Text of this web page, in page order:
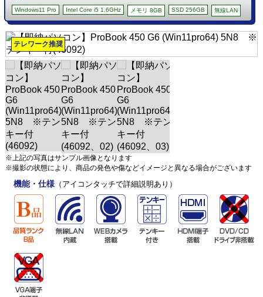
Windows11 Pro Intel Core i5 1.6GHz メモリ 8GB SSD 256GB 無線LAN
テレワーク推奨
※上記の写真はサンプル画像となります
※撮影の状態により、商品の発色や傷などイメージと異なる場合がございます
機能・仕様（アイコンタッチで詳細説明あり）